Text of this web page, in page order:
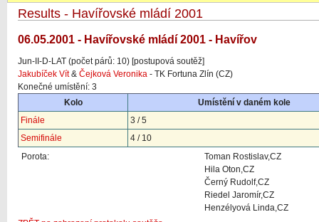
Results - Havířovské mládí 2001
06.05.2001 - Havířovské mládí 2001 - Havířov
Jun-II-D-LAT (počet párů: 10) [postupová soutěž]
Jakubíček Vít& Čejková Veronika - TK Fortuna Zlín (CZ)
Konečné umístění: 3
Kolo
Umístění v daném kole
Finále
3 / 5
Semifinále
4 / 10
Porota:
Toman Rostislav,CZ
Hila Oton,CZ
Černý Rudolf,CZ
Riedel Jaromír,CZ
Henzélyová Linda,CZ